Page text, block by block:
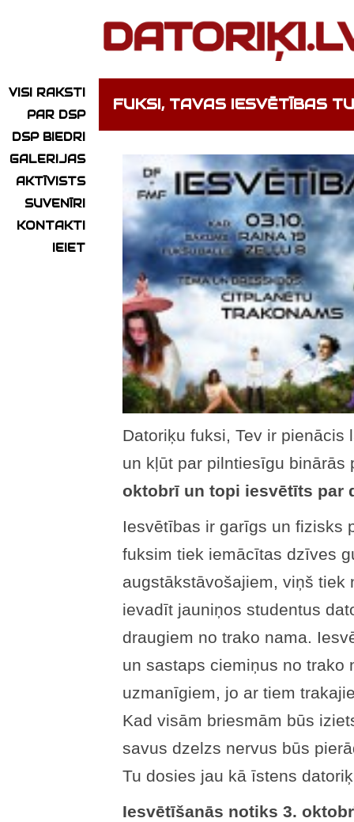
VISI RAKSTI
PAR DSP
DSP BIEDRI
GALERIJAS
AKTĪVISTS
SUVENĪRI
KONTAKTI
IEIET
FUKSI, TAVAS IESVĒTĪBAS
Datoriķu fuksi, Tev ir
un kļūt par pilntiesīgu
oktobrī un topi iesvētīts par
Iesvētības ir garīgs un fizisks
fuksim tiek iemācītas dzīves
augstākstāvošajiem, viņš
ievadīt jauniņos studentus
draugiem no trako nama.
un sastaps ciemiņus no trako
uzmanīgiem, jo ar tiem
Kad visām briesmām būs
savus dzelzs nervus būs
Tu dosies jau kā īstens
Iesvētīšanās notiks 3.